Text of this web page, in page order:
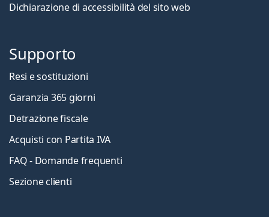
Dichiarazione di accessibilità del sito web
Supporto
Resi e sostituzioni
Garanzia 365 giorni
Detrazione fiscale
Acquisti con Partita IVA
FAQ - Domande frequenti
Sezione clienti